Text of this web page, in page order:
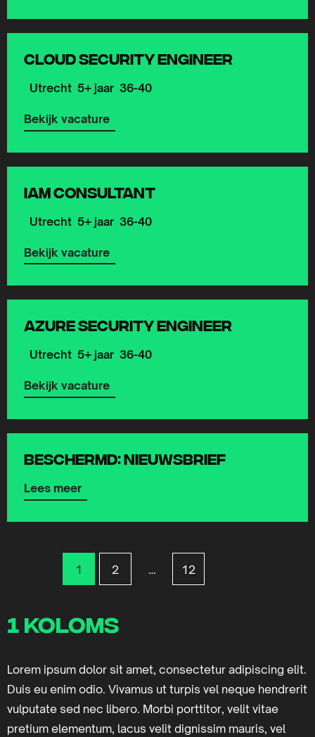
overCloud Security Engineer
Utrecht 5+ jaar 36-40
Bekijk vacature
overIAM Consultant
Utrecht 5+ jaar 36-40
Bekijk vacature
overAzure Security Engineer
Utrecht 5+ jaar 36-40
Bekijk vacature
overBeschermd: Nieuwsbrief
Lees meer
1 2 … 12
1 koloms
Lorem ipsum dolor sit amet, consectetur adipiscing elit.
Duis eu enim odio. Vivamus ut turpis vel neque hendrerit
vulputate sed nec libero. Morbi porttitor, velit vitae
pretium elementum, lacus velit dignissim mauris, vel